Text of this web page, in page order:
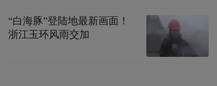
未来人工智能教育的发展指明新的方向，通
过技术赋能与教育创新的深度耦合，推动教
“白海豚”登陆地最新画面！
浙江玉环风雨交加